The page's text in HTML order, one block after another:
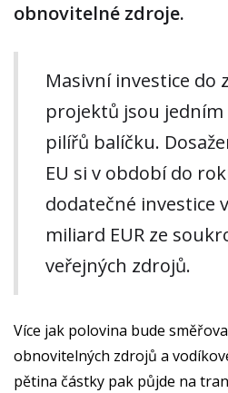
obnovitelné zdroje.
Masivní investice do
projektů jsou jedním
pilířů balíčku.
EU si v období do
dodatečné investice
miliard EUR ze
veřejných zdrojů.
Více jak polovina bude
obnovitelných zdrojů a
pětina částky pak půjde na